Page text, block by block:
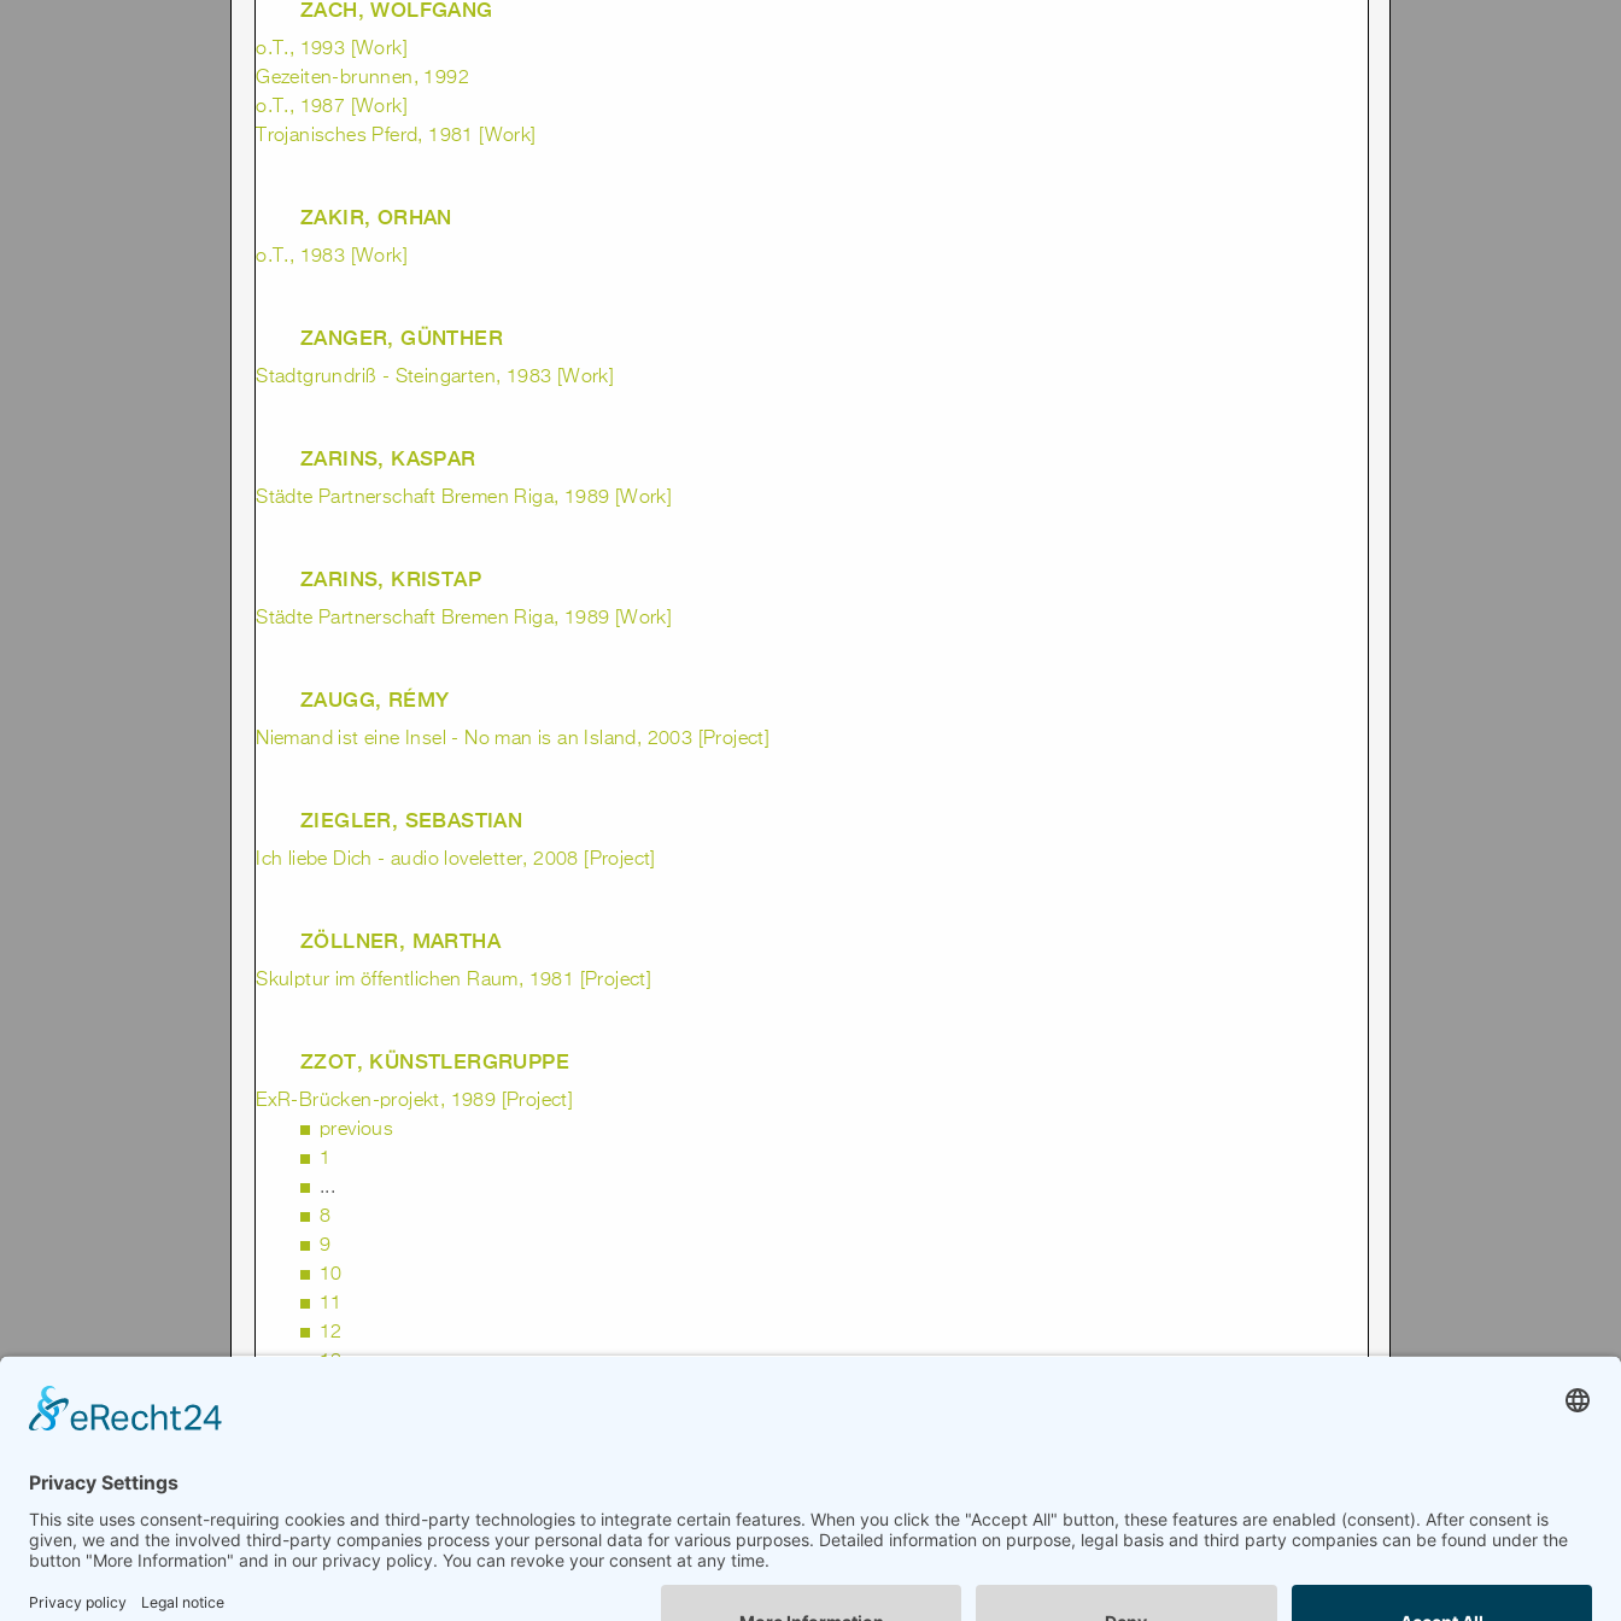
ZACH, WOLFGANG
o.T., 1993 [Work]
Gezeiten-brunnen, 1992
o.T., 1987 [Work]
Trojanisches Pferd, 1981 [Work]
ZAKIR, ORHAN
o.T., 1983 [Work]
ZANGER, GÜNTHER
Stadtgrundriß - Steingarten, 1983 [Work]
ZARINS, KASPAR
Städte Partnerschaft Bremen Riga, 1989 [Work]
ZARINS, KRISTAP
Städte Partnerschaft Bremen Riga, 1989 [Work]
ZAUGG, RÉMY
Niemand ist eine Insel - No man is an Island, 2003 [Project]
ZIEGLER, SEBASTIAN
Ich liebe Dich - audio loveletter, 2008 [Project]
ZÖLLNER, MARTHA
Skulptur im öffentlichen Raum, 1981 [Project]
ZZOT, KÜNSTLERGRUPPE
ExR-Brücken-projekt, 1989 [Project]
previous
1
...
8
9
10
11
12
13